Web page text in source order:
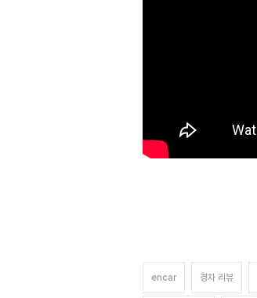
encar 경차 리뷰